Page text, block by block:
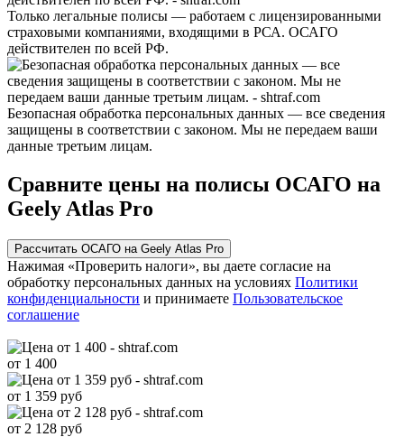
Только легальные полисы — работаем с лицензированными
страховыми компаниями, входящими в РСА. ОСАГО
действителен по всей РФ.
Безопасная обработка персональных данных — все сведения
защищены в соответствии с законом. Мы не передаем ваши
данные третьим лицам.
Сравните цены на полисы ОСАГО на
Geely Atlas Pro
Рассчитать ОСАГО на Geely Atlas Pro
Нажимая «Проверить налоги», вы даете согласие на
обработку персональных данных на условиях Политики
конфиденциальности и принимаете Пользовательское
соглашение
от 1 400
от 1 359 руб
от 2 128 руб